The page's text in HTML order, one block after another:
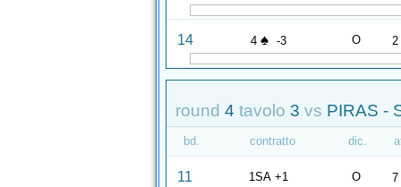
14 4 ♠ -3 O 2
round 4 tavolo 3 vs PIRAS -
bd. contratto dic.
11 1SA +1 O 7